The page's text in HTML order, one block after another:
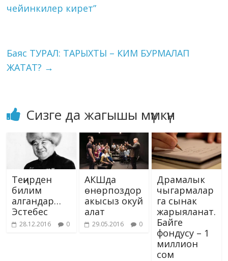
фильмди койгон
Таалайкан Абазова,
Асан…
k n
чейинкилер кирет”
Баяс ТУРАЛ: ТАРЫХТЫ – КИМ БУРМАЛАП
ЖАТАТ? →
Сизге да жагышы мүмкүн
Теңирден
билим
алгандар…
Эстебес
28.12.2016 0
АКШда
өнөрпоздор
акысыз окуй
алат
29.05.2016 0
Драмалык
чыгармалар
га сынак
жарыяланат.
Байге
фондусу – 1
миллион
сом